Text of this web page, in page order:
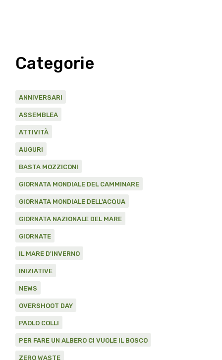
Categorie
ANNIVERSARI
ASSEMBLEA
ATTIVITÀ
AUGURI
BASTA MOZZICONI
GIORNATA MONDIALE DEL CAMMINARE
GIORNATA MONDIALE DELL'ACQUA
GIORNATA NAZIONALE DEL MARE
GIORNATE
IL MARE D'INVERNO
INIZIATIVE
NEWS
OVERSHOOT DAY
PAOLO COLLI
PER FARE UN ALBERO CI VUOLE IL BOSCO
ZERO WASTE